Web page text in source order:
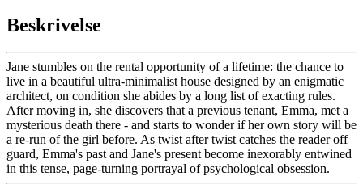
Beskrivelse
Jane stumbles on the rental opportunity of a lifetime: the chance to
live in a beautiful ultra-minimalist house designed by an enigmatic
architect, on condition she abides by a long list of exacting rules.
After moving in, she discovers that a previous tenant, Emma, met a
mysterious death there - and starts to wonder if her own story will be
a re-run of the girl before. As twist after twist catches the reader off
guard, Emma's past and Jane's present become inexorably entwined
in this tense, page-turning portrayal of psychological obsession.